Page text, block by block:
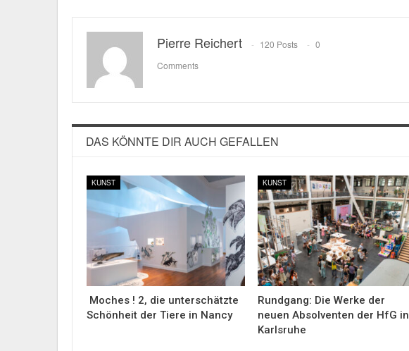
Pierre Reichert 120 Posts
0
Comments
DAS KÖNNTE DIR AUCH GEFALLEN
KUNST
Moches ! 2, die unterschätzte
Schönheit der Tiere in Nancy
KUNST
Rundgang: Die Werke der
neuen Absolventen der HfG in
Karlsruhe